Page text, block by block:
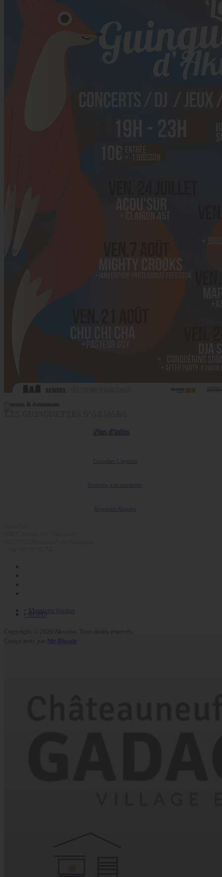
Concerts & événements
Plus d'infos
Coopérative Culturelle
Consulter L'agenda
S'inscrire à la newsletter
Rejoindre Akwaba
• Mentions légales
• RGPD
Copyright © 2020 Akwaba. Tous droits réservés.
Conçu avec par Mr Blønde